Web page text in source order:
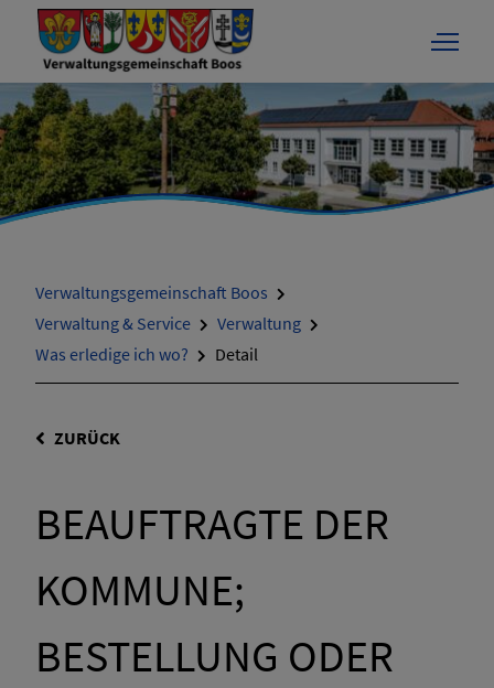
Verwaltungsgemeinschaft Boos
Verwaltung & Service
Verwaltung
Was erledige ich wo?
Detail
ZURÜCK
BEAUFTRAGTE DER
KOMMUNE;
BESTELLUNG ODER